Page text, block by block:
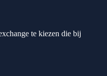
te kiezen die bij